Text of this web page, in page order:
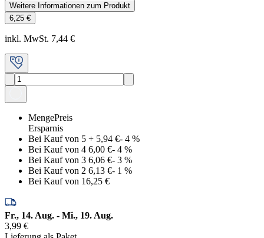
Weitere Informationen zum Produkt
6,25 €
inkl. MwSt. 7,44 €
MengePreis
Ersparnis
Bei Kauf von 5 + 5,94 €- 4 %
Bei Kauf von 4 6,00 €- 4 %
Bei Kauf von 3 6,06 €- 3 %
Bei Kauf von 2 6,13 €- 1 %
Bei Kauf von 16,25 €
Fr., 14. Aug. - Mi., 19. Aug.
3,99 €